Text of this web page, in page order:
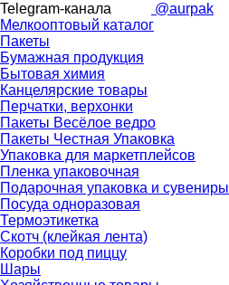
Telegram-канала
@aurpak
Мелкооптовый каталог
Пакеты
Бумажная продукция
Бытовая химия
Канцелярские товары
Перчатки, верхонки
Пакеты Весёлое ведро
Пакеты Честная Упаковка
Упаковка для маркетплейсов
Пленка упаковочная
Подарочная упаковка и сувениры
Посуда одноразовая
Термоэтикетка
Скотч (клейкая лента)
Коробки под пиццу
Шары